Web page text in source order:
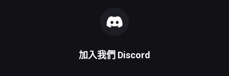
加入我們 Discord